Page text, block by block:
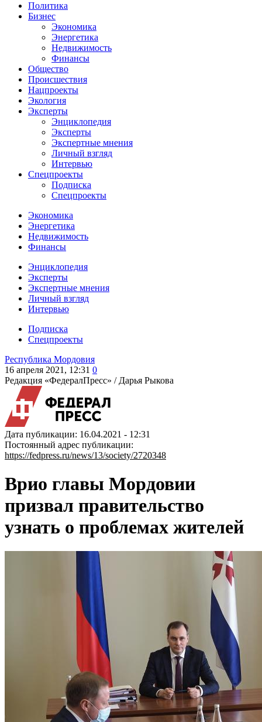
Политика
Бизнес
Экономика
Энергетика
Недвижимость
Финансы
Общество
Происшествия
Нацпроекты
Экология
Эксперты
Энциклопедия
Эксперты
Экспертные мнения
Личный взгляд
Интервью
Спецпроекты
Подписка
Спецпроекты
Экономика
Энергетика
Недвижимость
Финансы
Энциклопедия
Эксперты
Экспертные мнения
Личный взгляд
Интервью
Подписка
Спецпроекты
Республика Мордовия
16 апреля 2021, 12:31 0
Редакция «ФедералПресс» / Дарья Рыкова
Дата публикации: 16.04.2021 - 12:31
Постоянный адрес публикации:
https://fedpress.ru/news/13/society/2720348
Врио главы Мордовии
призвал правительство
узнать о проблемах жителей